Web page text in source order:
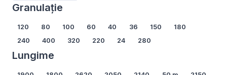
Opțiunile
alese
în
fi
alese
Granulație
Granulație
120 80 100 60 40 36 150
180
240
400 320 220 24 280
Lungime